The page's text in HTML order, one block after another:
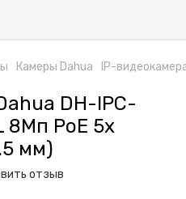
Камеры Dahua IP-
DH-IPC-
8Мп PoE 5x
мм)
отзыв